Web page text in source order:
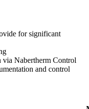
for significant
via Nabertherm Control
and control